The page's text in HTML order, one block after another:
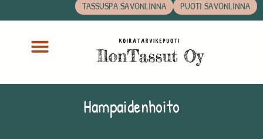
TASSUSPA SAVONLINNA PUOTI SAVONLINNA
Hampaidenhoito